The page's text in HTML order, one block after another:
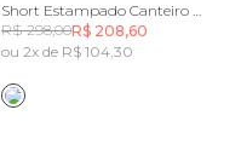
Short Estampado Canteiro De Passarinhos
R$ 298,00R$ 208,60
ou 2x de R$ 104,30